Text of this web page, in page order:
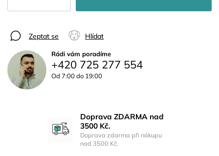
Zeptat se Hlídat
Rádi vám poradíme
+420 725 277 554
Od 7:00 do 19:00
Doprava ZDARMA nad
3500 Kč.
Doprava zdarma při nákupu
nad 3500 Kč.